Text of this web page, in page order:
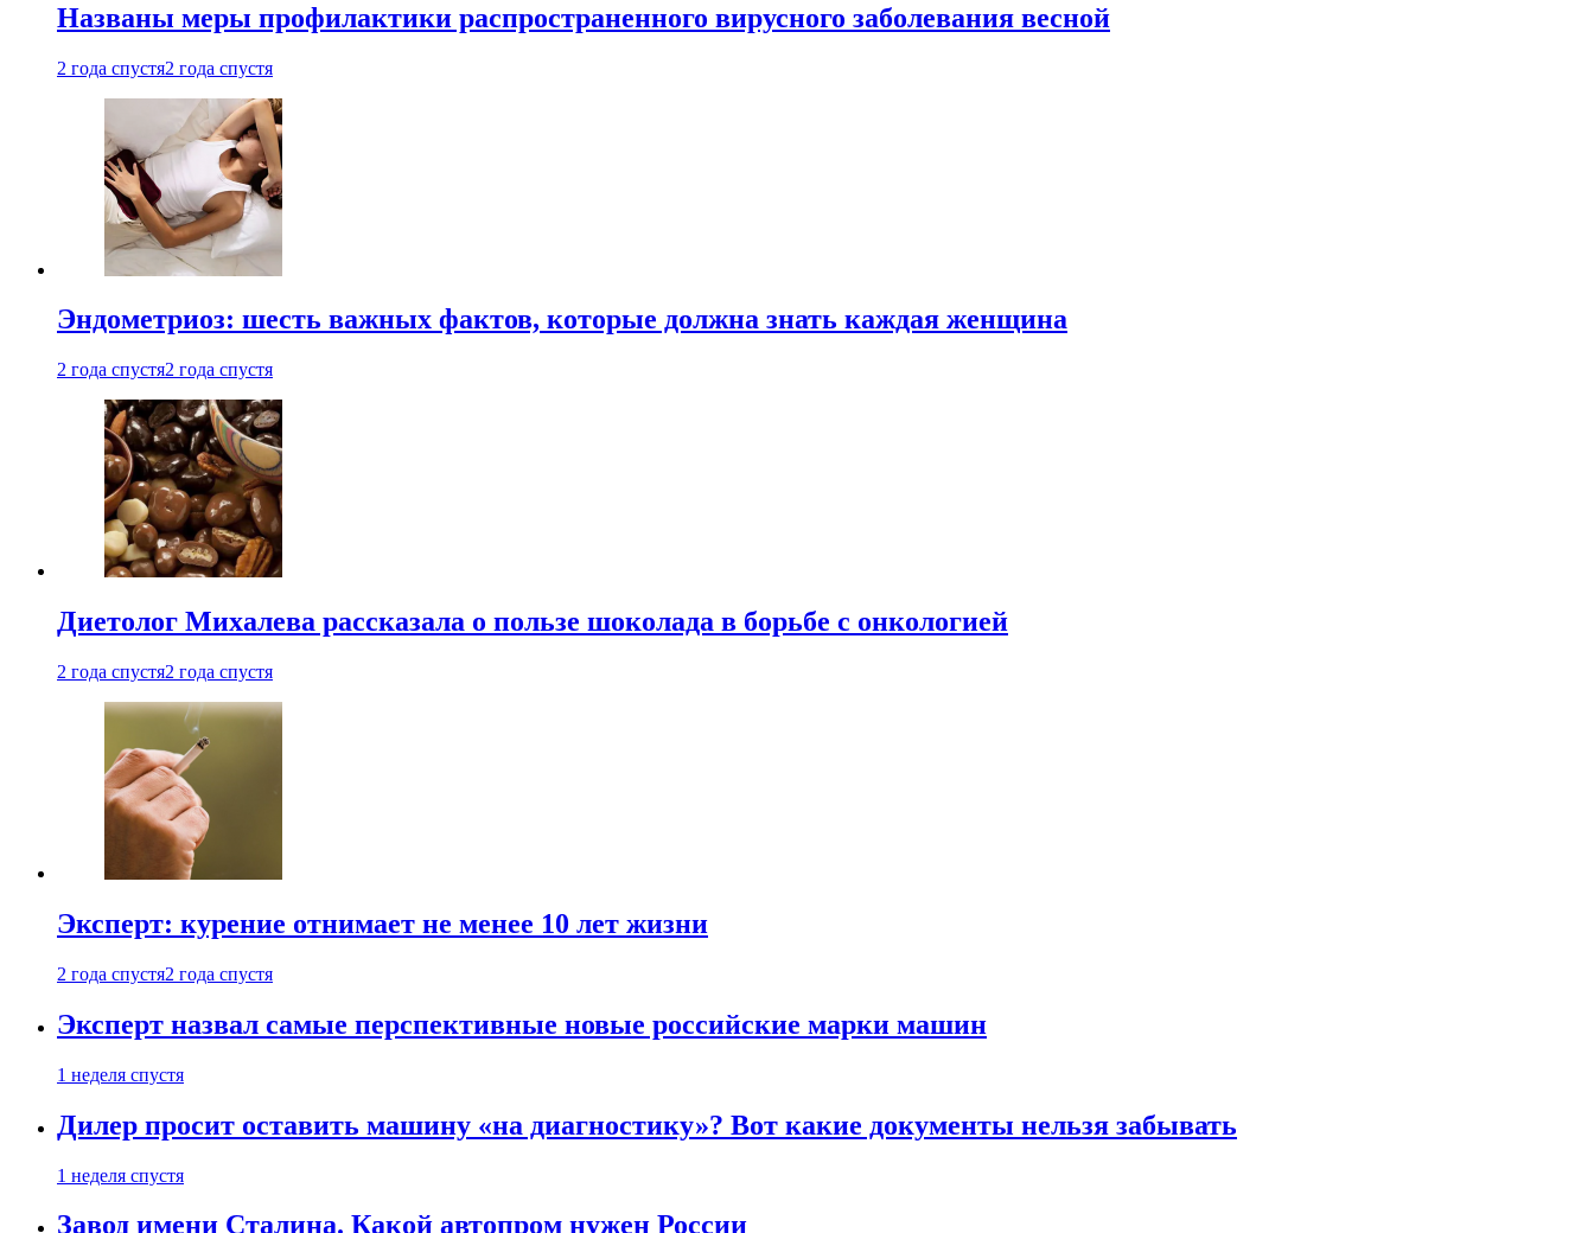
Названы меры профилактики распространенного вирусного заболевания весной
2 года спустя2 года спустя
Эндометриоз: шесть важных фактов, которые должна знать каждая женщина
2 года спустя2 года спустя
Диетолог Михалева рассказала о пользе шоколада в борьбе с онкологией
2 года спустя2 года спустя
Эксперт: курение отнимает не менее 10 лет жизни
2 года спустя2 года спустя
Эксперт назвал самые перспективные новые российские марки машин
1 неделя спустя
Дилер просит оставить машину «на диагностику»? Вот какие документы нельзя забывать
1 неделя спустя
Завод имени Сталина. Какой автопром нужен России